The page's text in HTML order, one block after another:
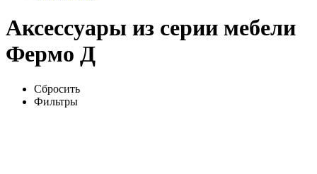
Аксессуары из серии мебели
Фермо Д
Сбросить
Фильтры